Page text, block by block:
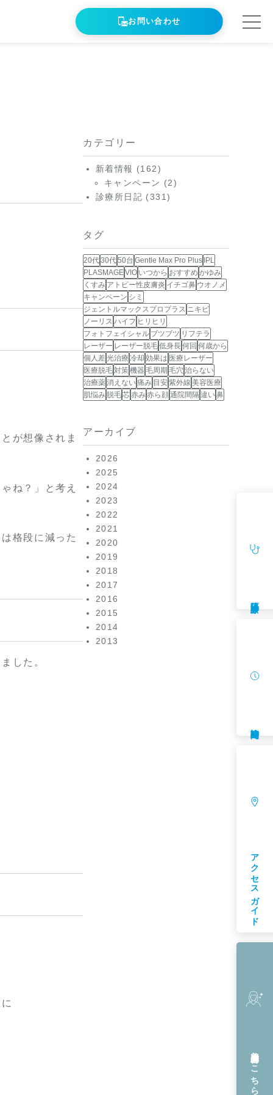
お問い合わせ
アクセスガイド
はこちら
が想像されま
ね？」と考え
格段に減った
した。
カテゴリー
新着情報 (162)
キャンペーン (2)
診療所日記 (331)
タグ
20代30代50台 Gentle Max Pro Plus IPL
PLASMAGEVIO いつから おすすめ かゆみ
くすみ アトピー性皮膚炎 イチゴ鼻 ウオノメ
キャンペーン シミ
ジェントルマックスプロプラス ニキビ
ノーリス ハイフ ヒリヒリ
フォトフェイシャル ブツブツ リフテラ
レーザー レーザー脱毛低身長何回 何歳から
個人差光治療 冷却 効果は 医療レーザー
医療脱毛対策機器 毛周期 毛穴 治らない
治療薬消えない痛み 目安紫外線 美容医療
肌悩み 脱毛芯赤み赤ら顔通院間隔 違い鼻
アーカイブ
2026
2025
2024
2023
2022
2021
2020
2019
2018
2017
2016
2015
2014
2013